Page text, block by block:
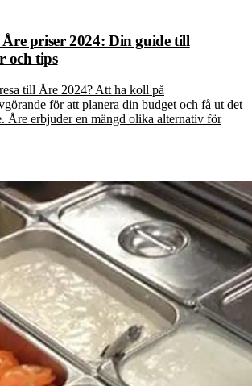
priser 2024: Din guide till
och tips
till Åre 2024? Att ha koll på
för att planera din budget och få ut det
Åre erbjuder en mängd olika alternativ för